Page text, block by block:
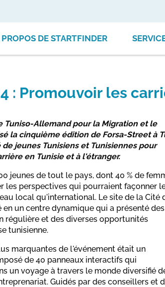
PROPOS DE STARTFINDER
: Promouvoir les
Tuniso-Allemand pour la Migration et le
la cinquième édition de Forsa-Street à
jeunes Tunisiens et Tunisiennes pour
en Tunisie et à l'étranger.
jeunes de tout le pays, dont 40 % de
les perspectives qui pourraient façonner
local qu'international. Le site de la Cité
un centre dynamique qui a présenté des
régulière et des diverses opportunités
tunisienne.
marquantes de l'événement était un
de 40 panneaux interactifs qui
un voyage à travers le monde diversifié
Guidés par des conseillers et